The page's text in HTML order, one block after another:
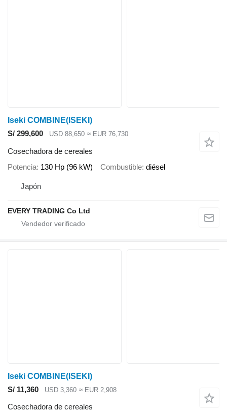
Iseki COMBINE(ISEKI)
S/ 299,600
USD 88,650 ≈ EUR 76,730
Cosechadora de cereales
Potencia 130 Hp (96 kW) Combustible diésel
Japón
EVERY TRADING Co Ltd
Iseki COMBINE(ISEKI)
S/ 11,360
USD 3,360 ≈ EUR 2,908
Cosechadora de cereales